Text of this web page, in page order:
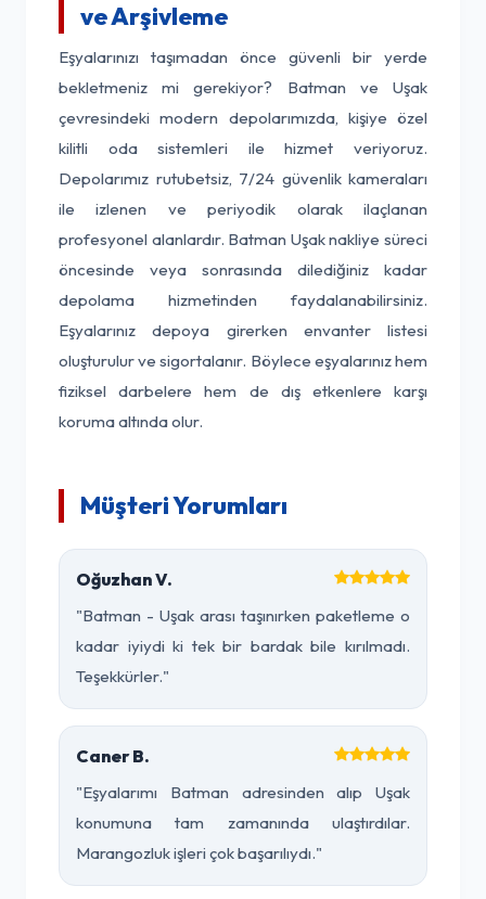
ve Arşivleme
Eşyalarınızı taşımadan önce güvenli bir yerde
bekletmeniz mi gerekiyor? Batman ve Uşak
çevresindeki modern depolarımızda, kişiye özel
kilitli oda sistemleri ile hizmet veriyoruz.
Depolarımız rutubetsiz, 7/24 güvenlik kameraları
ile izlenen ve periyodik olarak ilaçlanan
profesyonel alanlardır. Batman Uşak nakliye süreci
öncesinde veya sonrasında dilediğiniz kadar
depolama hizmetinden faydalanabilirsiniz.
Eşyalarınız depoya girerken envanter listesi
oluşturulur ve sigortalanır. Böylece eşyalarınız hem
fiziksel darbelere hem de dış etkenlere karşı
koruma altında olur.
Müşteri Yorumları
Oğuzhan V.
"Batman - Uşak arası taşınırken paketleme o
kadar iyiydi ki tek bir bardak bile kırılmadı.
Teşekkürler."
Caner B.
"Eşyalarımı Batman adresinden alıp Uşak
konumuna tam zamanında ulaştırdılar.
Marangozluk işleri çok başarılıydı."